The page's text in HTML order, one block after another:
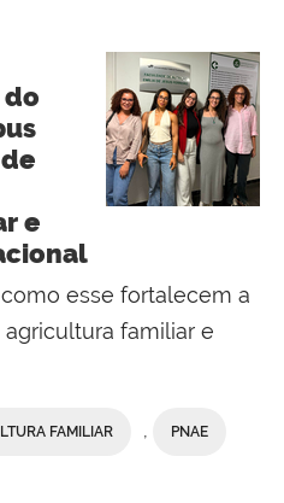
do
e
esse fortalecem a
familiar e
FAMILIAR PNAE